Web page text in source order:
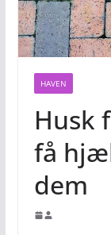
HAVEN
Husk
få
dem